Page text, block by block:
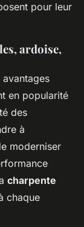
pour leur
ardoise,
avantages
en popularité
des
à
moderniser
charpente
chaque